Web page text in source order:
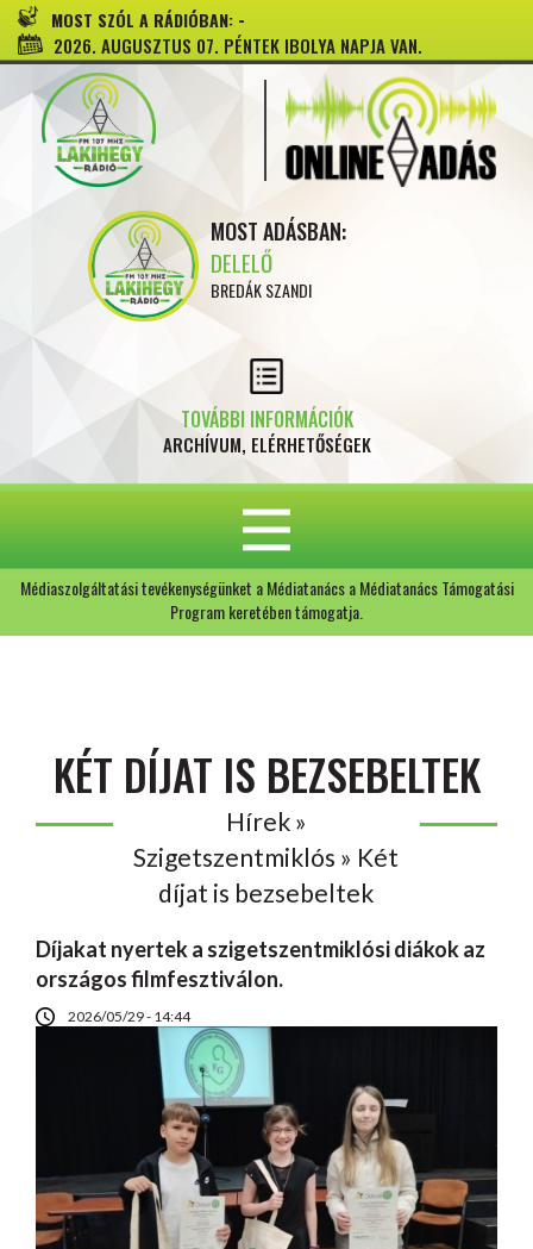
MOST SZÓL A RÁDIÓBAN: -
2026. AUGUSZTUS 07. PÉNTEK IBOLYA NAPJA VAN.
MOST ADÁSBAN:
DELELŐ
BREDÁK SZANDI
TOVÁBBI INFORMÁCIÓK
ARCHÍVUM, ELÉRHETŐSÉGEK
Médiaszolgáltatási tevékenységünket a Médiatanács a Médiatanács Támogatási
Program keretében támogatja.
KÉT DÍJAT IS BEZSEBELTEK
Hírek »
Szigetszentmiklós » Két
díjat is bezsebeltek
Díjakat nyertek a szigetszentmiklósi diákok az
országos filmfesztiválon.
2026/05/29 - 14:44